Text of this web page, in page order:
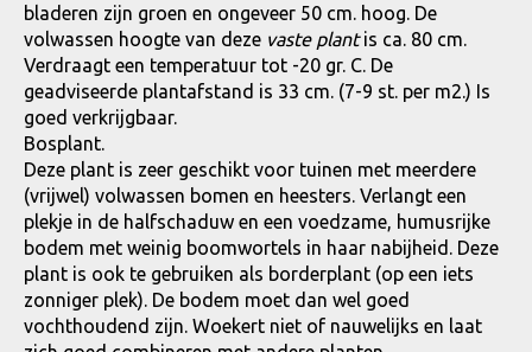
bladeren zijn groen en ongeveer 50 cm. hoog. De
volwassen hoogte van deze vaste plantis ca. 80 cm.
Verdraagt een temperatuur tot -20 gr. C. De
geadviseerde plantafstand is 33 cm. (7-9 st. per m2.) Is
goed verkrijgbaar.
Bosplant.
Deze plant is zeer geschikt voor tuinen met meerdere
(vrijwel) volwassen bomen en heesters. Verlangt een
plekje in de halfschaduw en een voedzame, humusrijke
bodem met weinig boomwortels in haar nabijheid. Deze
plant is ook te gebruiken als borderplant (op een iets
zonniger plek). De bodem moet dan wel goed
vochthoudend zijn. Woekert niet of nauwelijks en laat